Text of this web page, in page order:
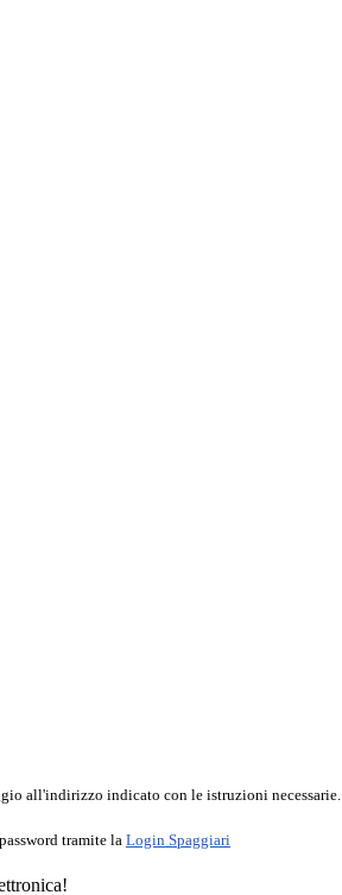
all'indirizzo indicato con le istruzioni necessarie.
tramite la Login Spaggiari